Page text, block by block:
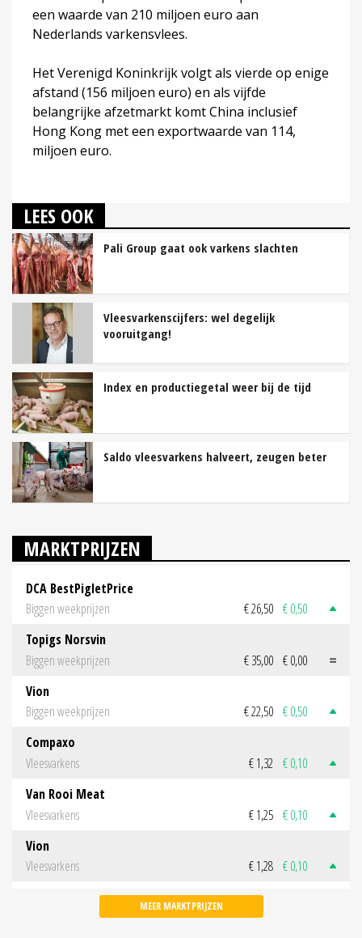
een waarde van 210 miljoen euro aan
Nederlands varkensvlees.
Het Verenigd Koninkrijk volgt als vierde op enige
afstand (156 miljoen euro) en als vijfde
belangrijke afzetmarkt komt China inclusief
Hong Kong met een exportwaarde van 114,
miljoen euro.
LEES OOK
Pali Group gaat ook varkens slachten
Vleesvarkenscijfers: wel degelijk
vooruitgang!
Index en productiegetal weer bij de tijd
Saldo vleesvarkens halveert, zeugen beter
MARKTPRIJZEN
DCA BestPigletPrice
Biggen weekprijzen
€ 26,50 € 0,50
Topigs Norsvin
Biggen weekprijzen
€ 35,00 € 0,00
Vion
Biggen weekprijzen
€ 22,50 € 0,50
Compaxo
Vleesvarkens
€ 1,32 € 0,10
Van Rooi Meat
Vleesvarkens
€ 1,25 € 0,10
Vion
Vleesvarkens
€ 1,28 € 0,10
MEER MARKTPRIJZEN